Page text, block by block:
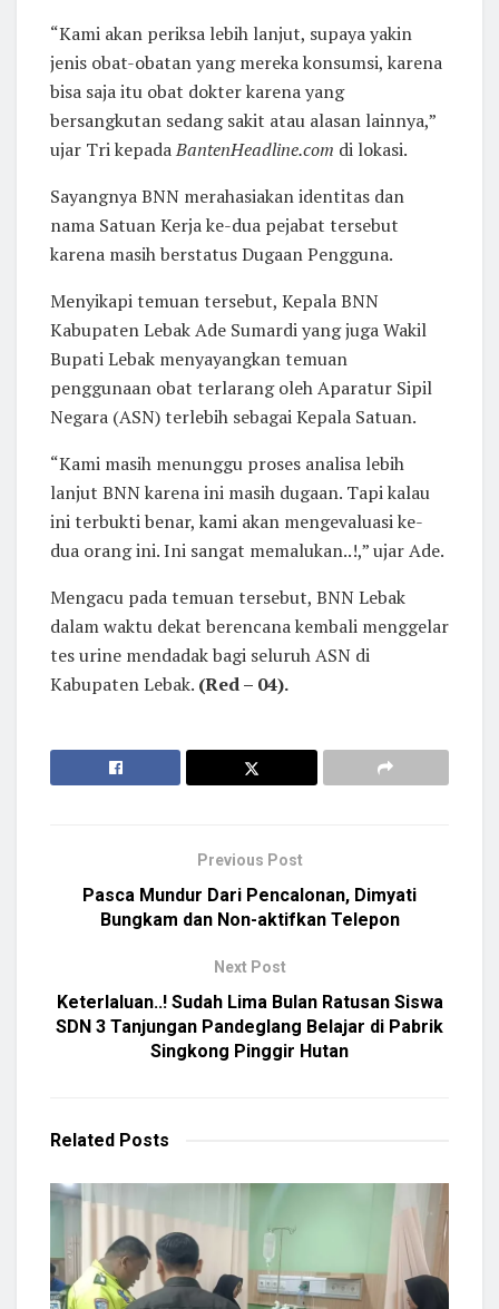
“Kami akan periksa lebih lanjut, supaya yakin
jenis obat-obatan yang mereka konsumsi, karena
bisa saja itu obat dokter karena yang
bersangkutan sedang sakit atau alasan lainnya,”
ujar Tri kepadaBantenHeadline.com di lokasi.
Sayangnya BNN merahasiakan identitas dan
nama Satuan Kerja ke-dua pejabat tersebut
karena masih berstatus Dugaan Pengguna.
Menyikapi temuan tersebut, Kepala BNN
Kabupaten Lebak Ade Sumardi yang juga Wakil
Bupati Lebak menyayangkan temuan
penggunaan obat terlarang oleh Aparatur Sipil
Negara (ASN) terlebih sebagai Kepala Satuan.
“Kami masih menunggu proses analisa lebih
lanjut BNN karena ini masih dugaan. Tapi kalau
ini terbukti benar, kami akan mengevaluasi ke-
dua orang ini. Ini sangat memalukan..!,” ujar Ade.
Mengacu pada temuan tersebut, BNN Lebak
dalam waktu dekat berencana kembali menggelar
tes urine mendadak bagi seluruh ASN di
Kabupaten Lebak. (Red – 04).
Previous Post
Pasca Mundur Dari Pencalonan, Dimyati
Bungkam dan Non-aktifkan Telepon
Next Post
Keterlaluan..! Sudah Lima Bulan Ratusan Siswa
SDN 3 Tanjungan Pandeglang Belajar di Pabrik
Singkong Pinggir Hutan
Related Posts